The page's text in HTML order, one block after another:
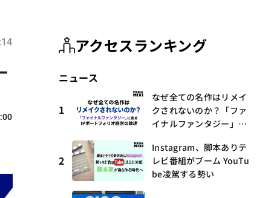
アクセスランキング
ニュース
1
なぜ全ての名作はリメイ
クされないのか？「ファ
イナルファンタジー」に
営の論理
2
Instagram、脚本ありテ
レビ番組がブーム YouTu
be凌駕する勢い